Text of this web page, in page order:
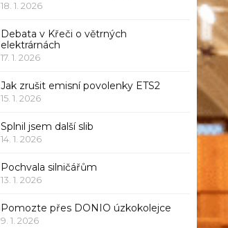
18. 1. 2026
Debata v Křeči o větrných
elektrárnách
17. 1. 2026
Jak zrušit emisní povolenky ETS2
15. 1. 2026
Splnil jsem další slib
14. 1. 2026
Pochvala silničářům
13. 1. 2026
Pomozte přes DONIO úzkokolejce
9. 1. 2026